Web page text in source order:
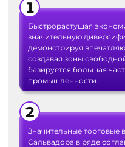
Быстрорастущая
значительную
демонстрируя
создавая зоны
базируется большая
промышленности.
Значительные торговые
Сальвадора в ряде